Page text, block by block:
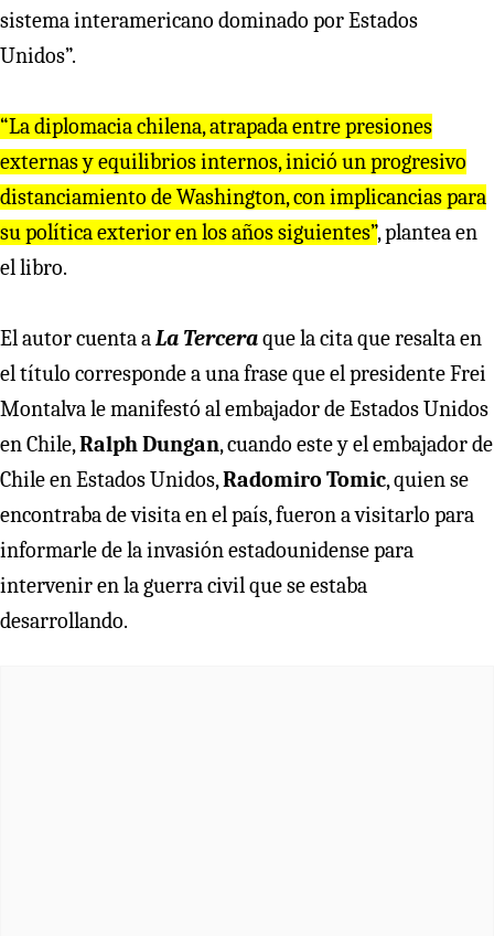
sistema interamericano dominado por Estados
Unidos”.
“La diplomacia chilena, atrapada entre presiones
externas y equilibrios internos, inició un progresivo
distanciamiento de Washington, con implicancias para
su política exterioren los años siguientes”, plantea en
el libro.
El autor cuenta aLa Terceraque la cita que resalta en
el título corresponde a una frase que el presidente Frei
Montalva le manifestó al embajador de Estados Unidos
en Chile,Ralph Dungan, cuando este y el embajador de
Chile en Estados Unidos,Radomiro Tomic, quien se
encontraba de visita en el país, fueron a visitarlo para
informarle de la invasión estadounidense para
intervenir en la guerra civil que se estaba
desarrollando.